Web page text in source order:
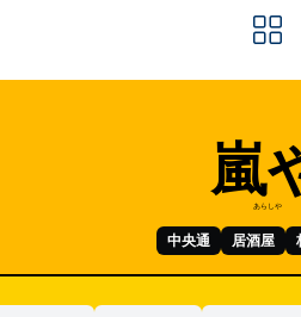
嵐
あらしや
中央通 居酒屋